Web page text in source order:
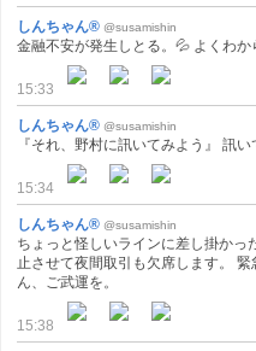
しんちゃん® @susamishin
金融不安が発生しとる。💦 よくわ
15:33
しんちゃん® @susamishin
『それ、野村に訊いてみよう』 訊
15:34
しんちゃん® @susamishin
ちょっと怪しいラインに差し掛かっ
止させて夜間取引も欠席します。
ん、ご武運を。
15:38